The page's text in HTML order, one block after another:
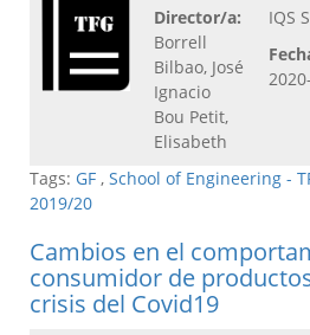
Director/a:
Borrell
Bilbao, José
Ignacio
Bou Petit,
Elisabeth
IQS
Tags: GF , School of Engineering -
2019/20
Cambios en el
consumidor de
crisis del Covid19